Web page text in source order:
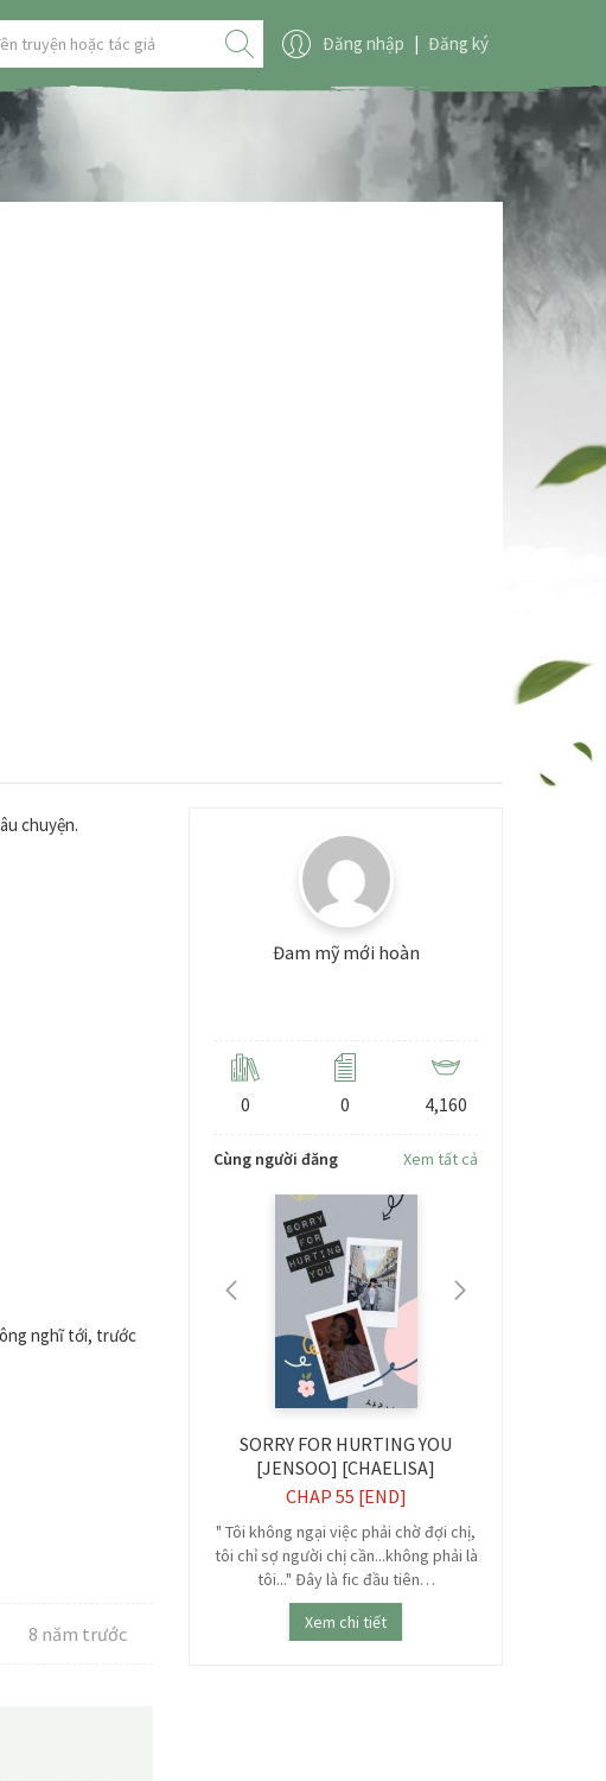
Đăng nhập | Đăng ký
chuyện.
nghĩ tới, trước
8 năm trước
Đam mỹ mới hoàn
0 0 4,160
Cùng người đăng Xem tất cả
SORRY FOR HURTING YOU
[JENSOO] [CHAELISA]
CHAP 55 [END]
" Tôi không ngại việc phải chờ đợi chị,
tôi chỉ sợ người chị cần...không phải là
tôi..." Đây là fic đầu tiên…
Xem chi tiết